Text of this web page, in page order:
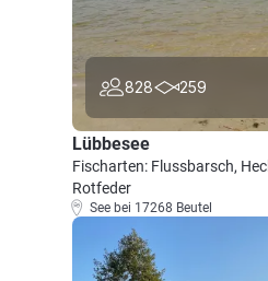
828 259
Lübbesee
Fischarten: Flussbarsch,
Rotfeder
See bei 17268 Beutel